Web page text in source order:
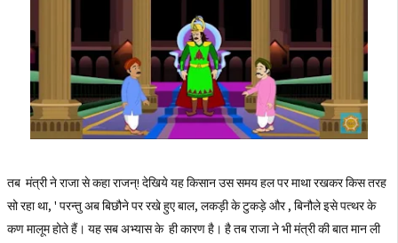
तब मंत्री ने राजा से कहा राजन्‌! देखिये यह किसान उस समय हल पर माथा रखकर किस तरह
सो रहा था, ' परन्तु अब बिछौने पर रखे हुए बाल, लकड़ी के टुकड़े और , बिनौले इसे पत्थर के
कण मालूम होते हैं। यह सब अभ्यास के ही कारण है। है तब राजा ने भी मंत्री की बात मान ली